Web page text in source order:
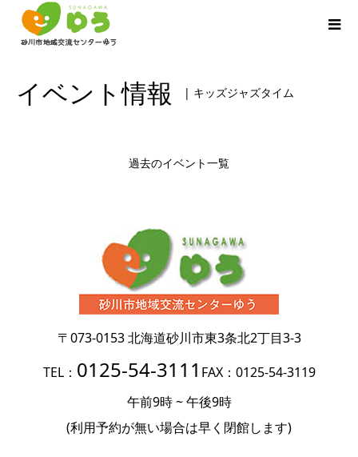
イベント情報 | キッズジャズタイム
過去のイベント一覧
〒073-0153北海道砂川市東3条北2丁目3-3
TEL： 0125-54-3111 FAX：0125-54-3119
午前9時 ~ 午後9時
(利用予約が無い場合は早く閉館します)